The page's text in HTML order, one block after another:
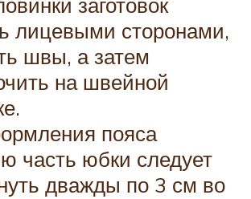
лицевыми сторонами,
швы, а затем
на швейной
пояса
часть юбки следует
дважды по 3 см во